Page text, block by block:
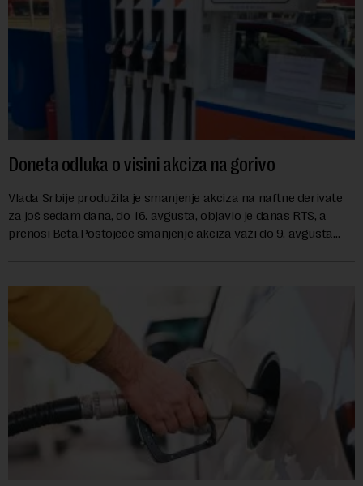
Doneta odluka o visini akciza na gorivo
Vlada Srbije produžila je smanjenje akciza na naftne derivate
za još sedam dana, do 16. avgusta, objavio je danas RTS, a
prenosi Beta.Postojeće smanjenje akciza važi do 9. avgusta